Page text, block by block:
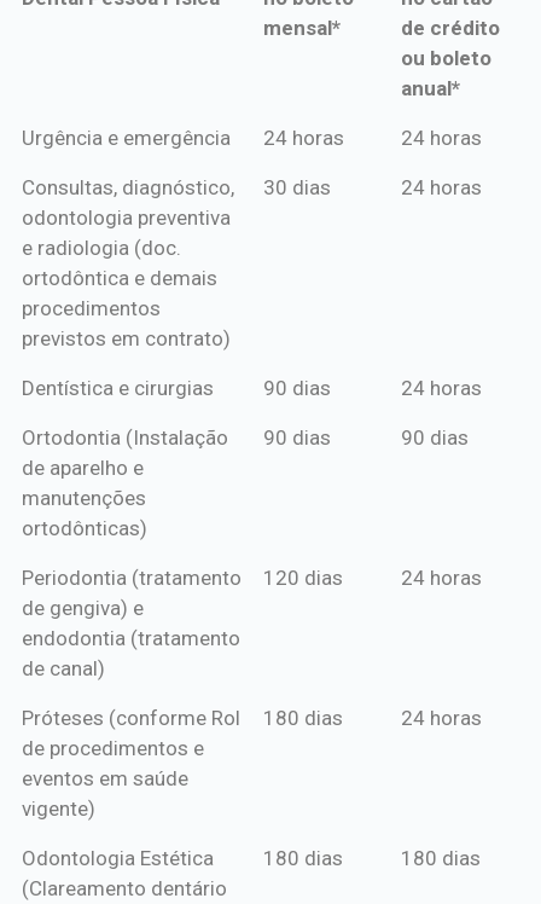
mensal*
de crédito
ou boleto
anual*
*Procedimentos Amil
*Pagamento
mensal*
*Pagamento
de crédito
Urgência e emergência 24 horas 24 horas
Consultas, diagnóstico,
odontologia preventiva
e radiologia (doc.
ortodôntica e demais
procedimentos
previstos em contrato)
30 dias 24 horas
Dentística e cirurgias 90 dias 24 horas
Ortodontia (Instalação
de aparelho e
manutenções
ortodônticas)
90 dias 90 dias
Periodontia (tratamento
de gengiva) e
endodontia (tratamento
de canal)
120 dias 24 horas
Próteses (conforme Rol
de procedimentos e
eventos em saúde
vigente)
180 dias 24 horas
Odontologia Estética
(Clareamento dentário
180 dias 180 dias